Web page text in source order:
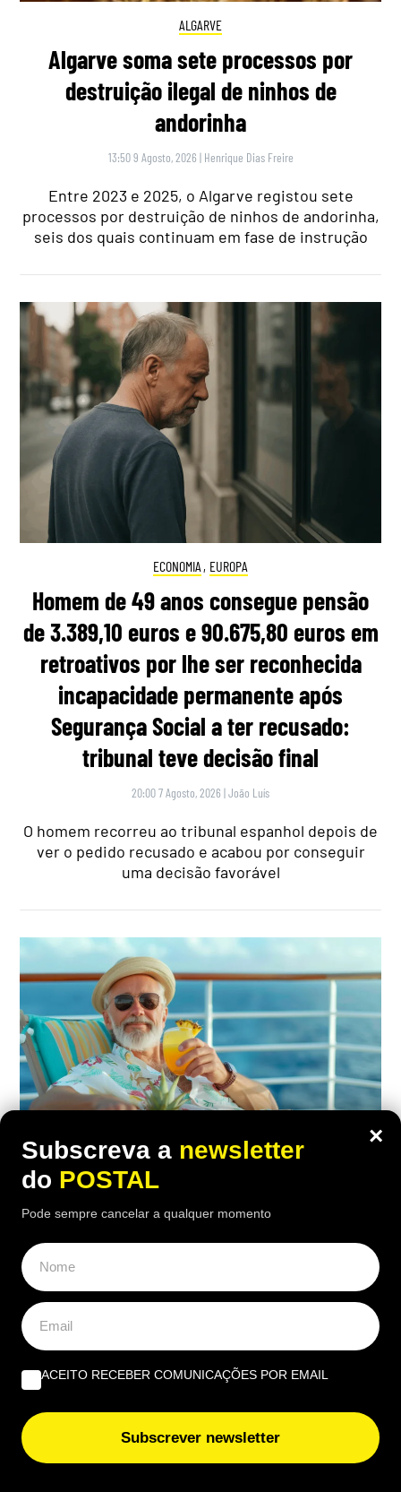
ALGARVE
Algarve soma sete processos por
destruição ilegal de ninhos de
andorinha
13:50 9 Agosto, 2026 | Henrique Dias Freire
Entre 2023 e 2025, o Algarve registou sete
processos por destruição de ninhos de andorinha,
seis dos quais continuam em fase de instrução
ECONOMIA , EUROPA
Homem de 49 anos consegue pensão
de 3.389,10 euros e 90.675,80 euros em
retroativos por lhe ser reconhecida
incapacidade permanente após
Segurança Social a ter recusado:
tribunal teve decisão final
20:00 7 Agosto, 2026 |João Luís
O homem recorreu ao tribunal espanhol depois de
ver o pedido recusado e acabou por conseguir
uma decisão favorável
“Com 1.000€/mês temos tudo aqui”:
reformados franceses rendidos a
destino paradisíaco a 2 h de Portugal
onde a vida é barata e há 300 dias de
sol por ano
Reformados franceses vão 'esquecendo' a Europa
e optando por este destino onde o custo de vida é
×
Subscreva a newsletter
do POSTAL
Pode sempre cancelar a qualquer momento
ACEITO RECEBER COMUNICAÇÕES POR EMAIL
Subscrever newsletter